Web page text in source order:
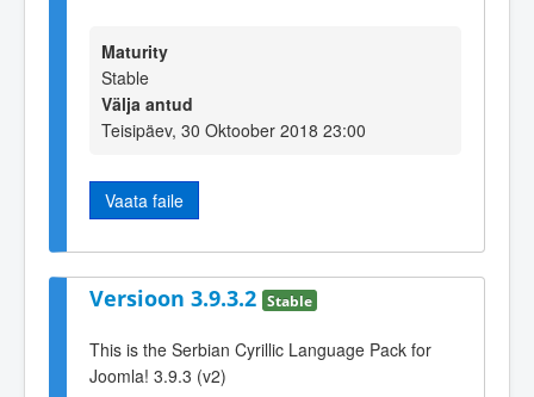
Maturity
Stable
Välja antud
Teisipäev, 30 Oktoober 2018 23:00
Vaata faile
Versioon 3.9.3.2 Stable
This is the Serbian Cyrillic Language Pack for
Joomla! 3.9.3 (v2)